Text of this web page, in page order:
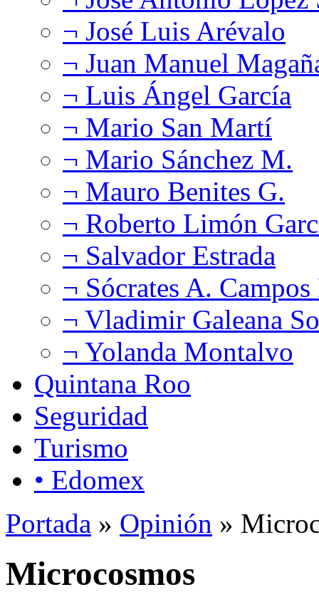
¬ José Luis Arévalo
¬ Juan Manuel
¬ Luis Ángel García
¬ Mario San Martí
¬ Mario Sánchez M.
¬ Mauro Benites G.
¬ Roberto Limón
¬ Salvador Estrada
¬ Sócrates A.
¬ Vladimir Galeana
¬ Yolanda Montalvo
Quintana Roo
Seguridad
Turismo
• Edomex
Portada » Opinión »
Microcosmos